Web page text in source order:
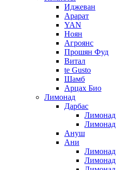
Иджеван
Арарат
YAN
Ноян
Агроянс
Прошян Фуд
Витал
te Gusto
Шамб
Арцах Био
Лимонад
Дарбас
Лимонад
Ануш
Ани
Лимонад